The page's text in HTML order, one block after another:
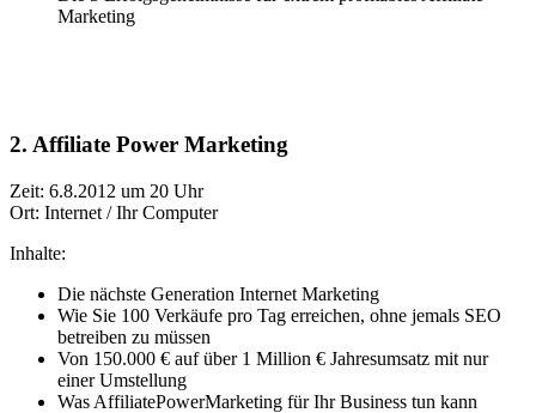
Marketing
2. Affiliate Power Marketing
Zeit: 6.8.2012 um 20 Uhr
Ort: Internet / Ihr Computer
Inhalte:
Die nächste Generation Internet Marketing
Wie Sie 100 Verkäufe pro Tag erreichen, ohne jemals SEO
betreiben zu müssen
Von 150.000 € auf über 1 Million € Jahresumsatz mit nur
einer Umstellung
Was AffiliatePowerMarketing für Ihr Business tun kann